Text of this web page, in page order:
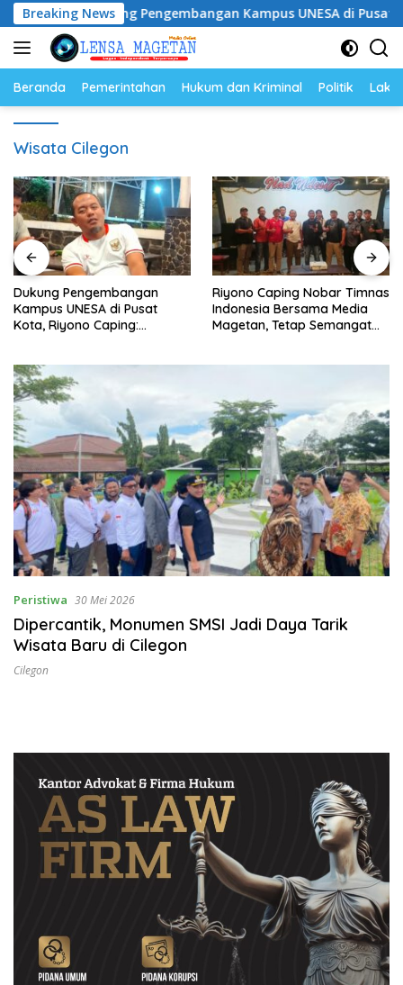
Langsung
ke
konten
Breaking News
Dukung Pengembangan Kampus UNESA di Pusat Kota,
Beranda Pemerintahan Hukum dan Kriminal Politik
Wisata Cilegon
Dukung Pengembangan
Kampus UNESA di Pusat
Kota, Riyono Caping:
Riyono Caping Nobar Timnas
Indonesia Bersama Media
Magetan, Tetap Semangat
Peristiwa 30 Mei 2026
Dipercantik, Monumen SMSI Jadi Daya Tarik
Wisata Baru di Cilegon
Cilegon